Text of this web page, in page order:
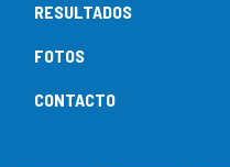
RESULTADOS
FOTOS
CONTACTO